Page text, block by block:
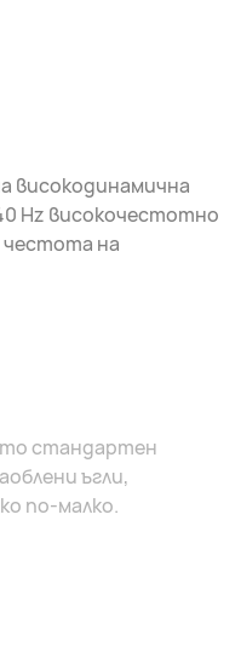
високодинамична
Hz високочестотно
честота на
стандартен
ъгли,
по-малко.